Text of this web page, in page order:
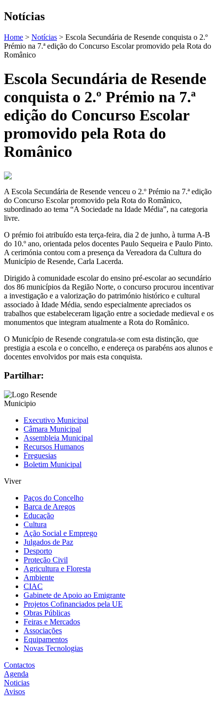
Notícias
Home > Notícias > Escola Secundária de Resende conquista o 2.º
Prémio na 7.ª edição do Concurso Escolar promovido pela Rota do
Românico
Escola Secundária de Resende
conquista o 2.º Prémio na 7.ª
edição do Concurso Escolar
promovido pela Rota do
Românico
A Escola Secundária de Resende venceu o 2.º Prémio na 7.ª edição
do Concurso Escolar promovido pela Rota do Românico,
subordinado ao tema “A Sociedade na Idade Média”, na categoria
livre.
O prémio foi atribuído esta terça-feira, dia 2 de junho, à turma A-B
do 10.º ano, orientada pelos docentes Paulo Sequeira e Paulo Pinto.
A cerimónia contou com a presença da Vereadora da Cultura do
Município de Resende, Carla Lacerda.
Dirigido à comunidade escolar do ensino pré-escolar ao secundário
dos 86 municípios da Região Norte, o concurso procurou incentivar
a investigação e a valorização do património histórico e cultural
associado à Idade Média, sendo especialmente apreciados os
trabalhos que estabeleceram ligação entre a sociedade medieval e os
monumentos que integram atualmente a Rota do Românico.
O Município de Resende congratula-se com esta distinção, que
prestigia a escola e o concelho, e endereça os parabéns aos alunos e
docentes envolvidos por mais esta conquista.
Partilhar:
Municipio
Executivo Municipal
Câmara Municipal
Assembleia Municipal
Recursos Humanos
Freguesias
Boletim Municipal
Viver
Paços do Concelho
Barca de Aregos
Educação
Cultura
Ação Social e Emprego
Julgados de Paz
Desporto
Proteção Civil
Agricultura e Floresta
Ambiente
CIAC
Gabinete de Apoio ao Emigrante
Projetos Cofinanciados pela UE
Obras Públicas
Feiras e Mercados
Associações
Equipamentos
Novas Tecnologias
Contactos
Agenda
Noticias
Avisos